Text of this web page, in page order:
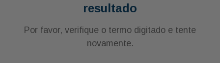
resultado
Por favor, verifique o termo digitado e tente
novamente.